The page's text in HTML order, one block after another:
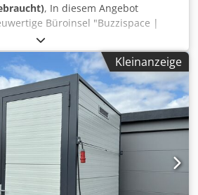
, In diesem Angebot
Büroinsel "Buzzispace |
von Großraumbüros,
oder Call Centern.
x Buzzispace | Focus (Blau) inkl.
Maße: 140 x 220 x 135 cm
sind 8 Stück vorhanden.
stammen aus einer Büroetage mit
Es handelt sich bei diesem
Artikel, welcher unter
(kleinere Kratzer oder
kann. Codpfx Aked Rw Ivjvjrf
Möbel wurden professionell
Kleinanzeige